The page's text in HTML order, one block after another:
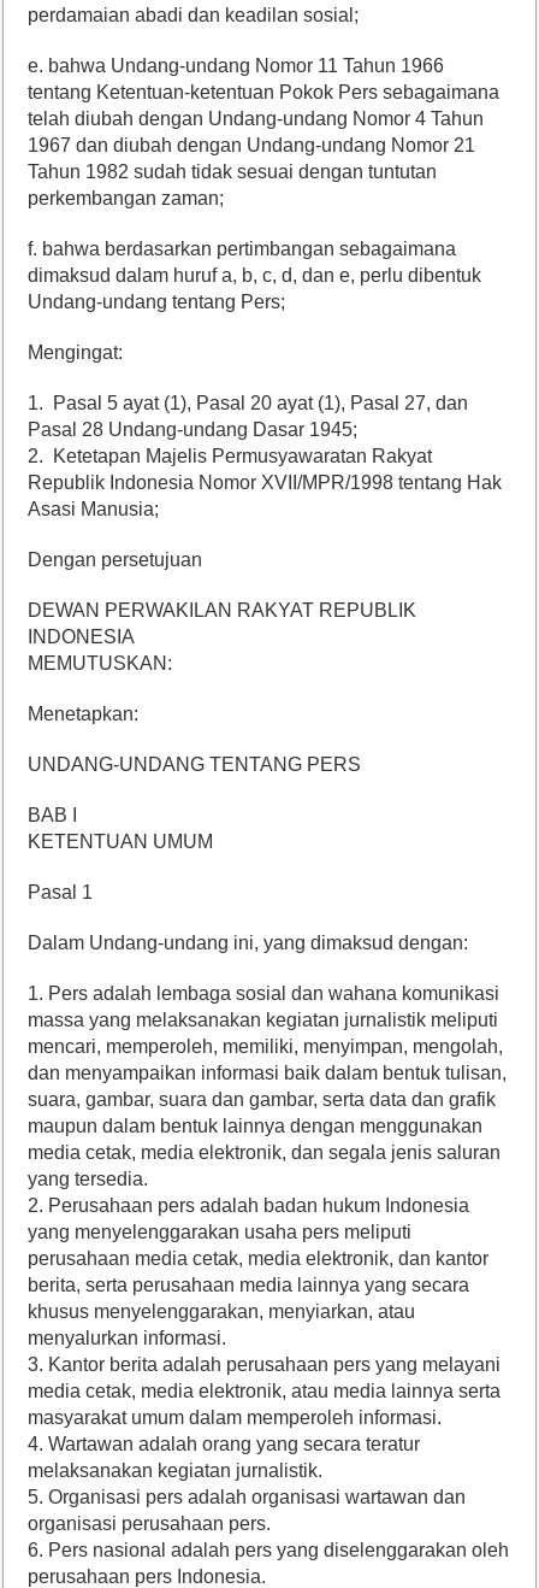
perdamaian abadi dan keadilan sosial;
e. bahwa Undang-undang Nomor 11 Tahun 1966
tentang Ketentuan-ketentuan Pokok Pers sebagaimana
telah diubah dengan Undang-undang Nomor 4 Tahun
1967 dan diubah dengan Undang-undang Nomor 21
Tahun 1982 sudah tidak sesuai dengan tuntutan
perkembangan zaman;
f. bahwa berdasarkan pertimbangan sebagaimana
dimaksud dalam huruf a, b, c, d, dan e, perlu dibentuk
Undang-undang tentang Pers;
Mengingat:
1. Pasal 5 ayat (1), Pasal 20 ayat (1), Pasal 27, dan
Pasal 28 Undang-undang Dasar 1945;
2. Ketetapan Majelis Permusyawaratan Rakyat
Republik Indonesia Nomor XVII/MPR/1998 tentang Hak
Asasi Manusia;
Dengan persetujuan
DEWAN PERWAKILAN RAKYAT REPUBLIK
INDONESIA
MEMUTUSKAN:
Menetapkan:
UNDANG-UNDANG TENTANG PERS
BAB I
KETENTUAN UMUM
Pasal 1
Dalam Undang-undang ini, yang dimaksud dengan:
1. Pers adalah lembaga sosial dan wahana komunikasi
massa yang melaksanakan kegiatan jurnalistik meliputi
mencari, memperoleh, memiliki, menyimpan, mengolah,
dan menyampaikan informasi baik dalam bentuk tulisan,
suara, gambar, suara dan gambar, serta data dan grafik
maupun dalam bentuk lainnya dengan menggunakan
media cetak, media elektronik, dan segala jenis saluran
yang tersedia.
2. Perusahaan pers adalah badan hukum Indonesia
yang menyelenggarakan usaha pers meliputi
perusahaan media cetak, media elektronik, dan kantor
berita, serta perusahaan media lainnya yang secara
khusus menyelenggarakan, menyiarkan, atau
menyalurkan informasi.
3. Kantor berita adalah perusahaan pers yang melayani
media cetak, media elektronik, atau media lainnya serta
masyarakat umum dalam memperoleh informasi.
4. Wartawan adalah orang yang secara teratur
melaksanakan kegiatan jurnalistik.
5. Organisasi pers adalah organisasi wartawan dan
organisasi perusahaan pers.
6. Pers nasional adalah pers yang diselenggarakan oleh
perusahaan pers Indonesia.